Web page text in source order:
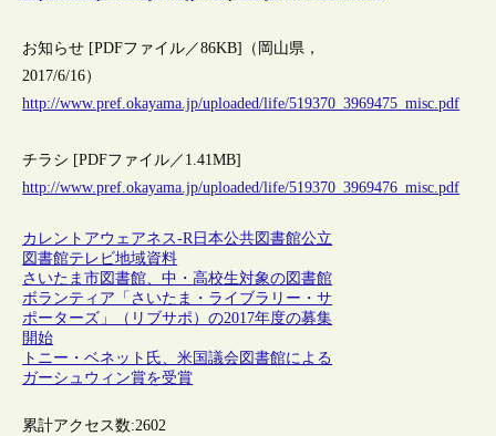
お知らせ [PDFファイル／86KB]（岡山県，
2017/6/16）
http://www.pref.okayama.jp/uploaded/life/519370_3969475_misc.pdf
チラシ [PDFファイル／1.41MB]
http://www.pref.okayama.jp/uploaded/life/519370_3969476_misc.pdf
カレントアウェアネス-R 日本公共図書館公立
図書館テレビ地域資料
さいたま市図書館、中・高校生対象の図書館
ボランティア「さいたま・ライブラリー・サ
ポーターズ」（リブサポ）の2017年度の募集
開始
トニー・ベネット氏、米国議会図書館による
ガーシュウィン賞を受賞
累計アクセス数:2602